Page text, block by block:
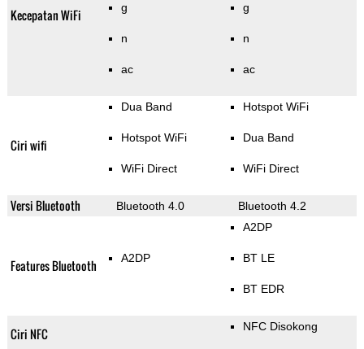
Kecepatan WiFi g
n
ac
g
n
ac
Ciri wifi
Dua Band
Hotspot WiFi
WiFi Direct
Hotspot WiFi
Dua Band
WiFi Direct
Versi Bluetooth Bluetooth 4.0 Bluetooth 4.2
Features Bluetooth A2DP
A2DP
BT LE
BT EDR
Ciri NFC NFC Disokong